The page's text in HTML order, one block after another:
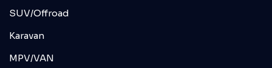
SUV/Offroad
Karavan
MPV/VAN